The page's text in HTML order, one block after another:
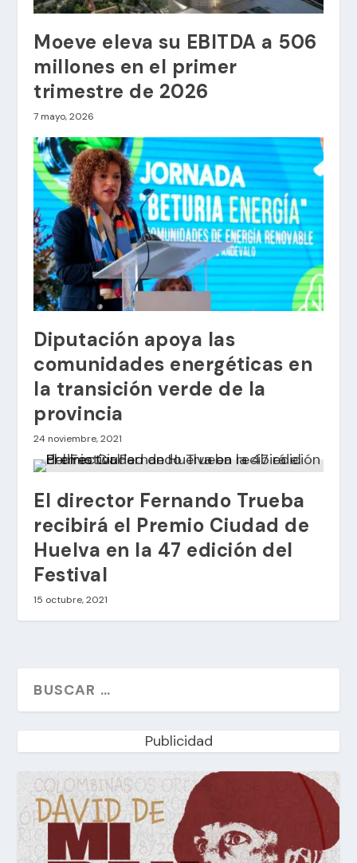
Moeve eleva su EBITDA a 506
millones en el primer
trimestre de 2026
7 mayo, 2026
Diputación apoya las
comunidades energéticas en
la transición verde de la
provincia
24 noviembre, 2021
El director Fernando Trueba
recibirá el Premio Ciudad de
Huelva en la 47 edición del
Festival
15 octubre, 2021
Publicidad